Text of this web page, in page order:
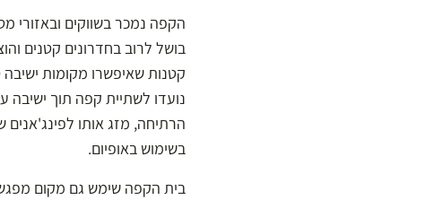
הקפה נמכר בשווקים ובאזורי
בושל לרוב בחדרונים קטנים
קטנות שאיפשרו מקומות
נועדו לשתיית קפה תוך
בשימוש באופיום.
בית הקפה שימש גם מקום מפגש